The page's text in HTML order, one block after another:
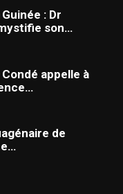
: Dr
son…
appelle à
de